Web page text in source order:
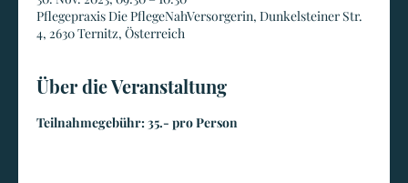
Pflegepraxis Die PflegeNahVersorgerin, Dunkelsteiner Str.
4, 2630 Ternitz, Österreich
Über die Veranstaltung
Teilnahmegebühr: 35.- pro Person